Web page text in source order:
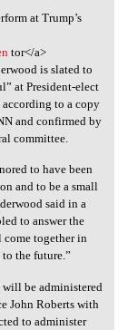
at Trump’s
tor</a>
is slated to
at President-elect
to a copy
and confirmed by
committee.
to have been
and to be a small
said in a
to answer the
come together in
the future.”
be administered
John Roberts with
to administer